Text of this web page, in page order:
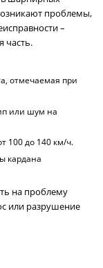
проблемы,
–
часть.
отмечаемая при
или шум на
100 до 140 км/ч.
кардана
на проблему
или разрушение